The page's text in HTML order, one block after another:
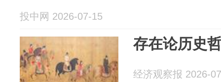
投中网 2026-07-15
存在论历史
经济观察报 2026-